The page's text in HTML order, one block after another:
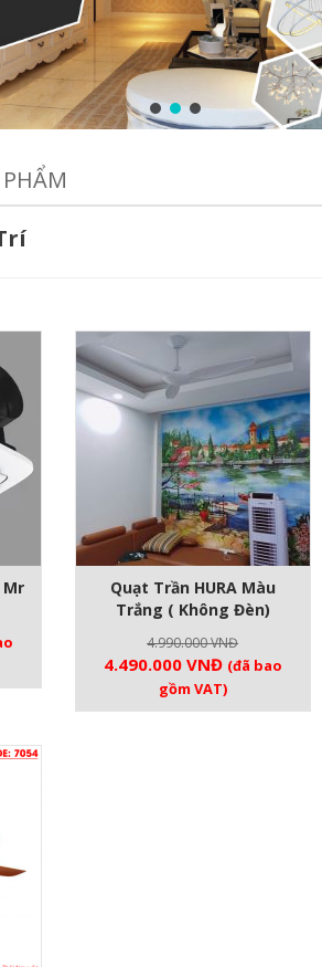
Mr
Quạt Trần HURA Màu
Trắng ( Không Đèn)
4.990.000VNĐ
Giá
là:
4.490.000 VNĐGiá
hiện
tại
(đã bao
gồm VAT)